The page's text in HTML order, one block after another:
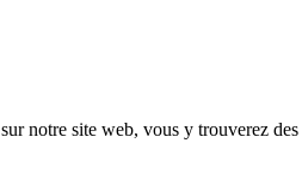
sur notre site web, vous y trouverez